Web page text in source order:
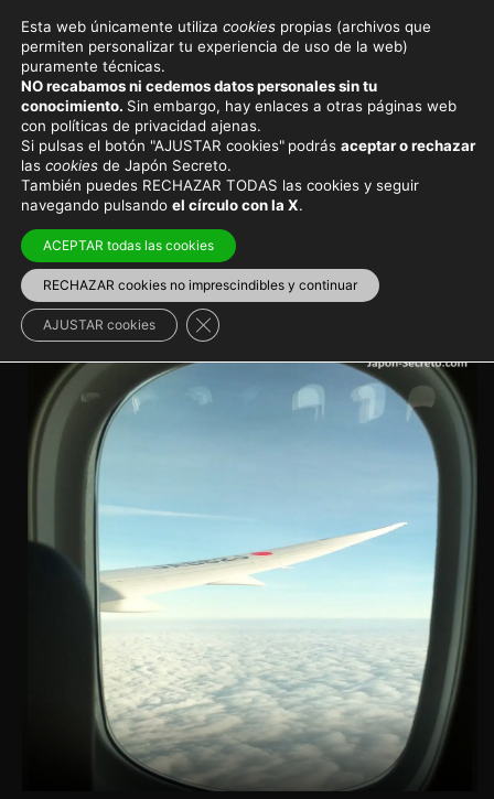
Viajar a Japón Consejos de viaje
Aerolíneas que vuelan a
Japón: las más
recomendables
Las aerolíneas que mas nos han gustado en nuestro
viajes a Japón
Viajar a Japón > Vuelos y aeropuertos
Esta web únicamente utiliza cookies propias (archivos que
permiten personalizar tu experiencia de uso de la web)
puramente técnicas.
NO recabamos ni cedemos datos personales sin tu
conocimiento. Sin embargo, hay enlaces a otras páginas web
con políticas de privacidad ajenas.
Si pulsas el botón "AJUSTAR cookies" podrás aceptar o rechazar
las cookies de Japón Secreto.
También puedes RECHAZAR TODAS las cookies y seguir
navegando pulsando el círculo con la X.
ACEPTAR todas las cookies
RECHAZAR cookies no imprescindibles y continuar
AJUSTAR cookies Cerrar el banner de cookies RGPD